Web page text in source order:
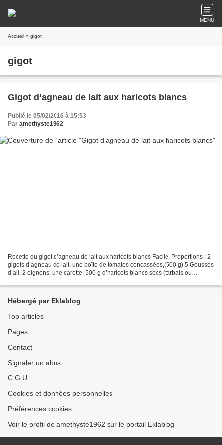
MENU
Accueil » gigot
gigot
Gigot d’agneau de lait aux haricots blancs
Publié le 05/02/2016 à 15:53
Par amethyste1962
Recette du gigot d’agneau de lait aux haricots blancs Facile. Proportions : 2
gigots d’agneau de lait, une boîte de tomates concassées,(500 g) 5 Gousses
d’ail, 2 oignons, une carotte, 500 g d’haricots blancs secs (tarbais ou
Hébergé par Eklablog
Top articles
Pages
Contact
Signaler un abus
C.G.U.
Cookies et données personnelles
Préférences cookies
Voir le profil de amethyste1962 sur le portail Eklablog